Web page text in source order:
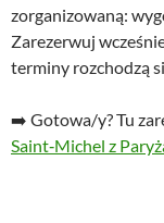
zorganizowaną:
Zarezerwuj
terminy rozchodzą
➡️ Gotowa/y? Tu
Saint‑Michel z